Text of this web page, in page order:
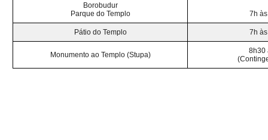
Borobudur
Parque do Templo
7h
Pátio do Templo 7h
Monumento ao Templo (Stupa)
8h30